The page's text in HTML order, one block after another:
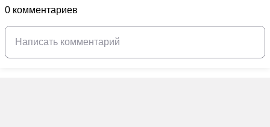
0 комментариев